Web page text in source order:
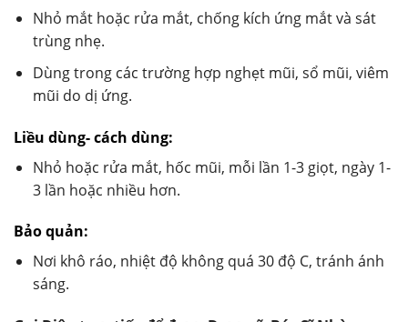
Nhỏ mắt hoặc rửa mắt, chống kích ứng mắt và sát
trùng nhẹ.
Dùng trong các trường hợp nghẹt mũi, sổ mũi, viêm
mũi do dị ứng.
Liều dùng- cách dùng:
Nhỏ hoặc rửa mắt, hốc mũi, mỗi lần 1-3 giọt, ngày 1-
3 lần hoặc nhiều hơn.
Bảo quản:
Nơi khô ráo, nhiệt độ không quá 30 độ C, tránh ánh
sáng.